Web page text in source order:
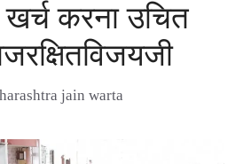
करना उचित
jain warta